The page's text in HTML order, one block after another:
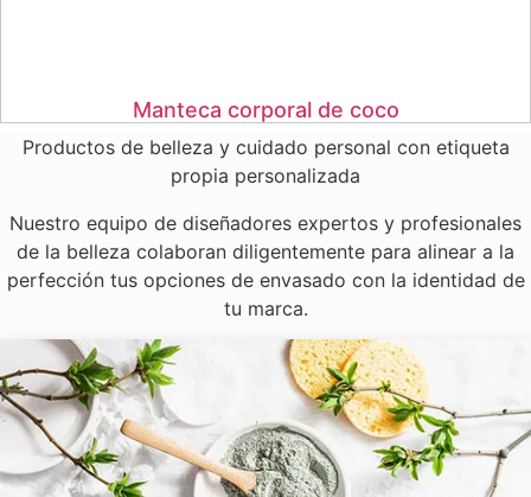
Manteca corporal de coco
Productos de belleza y cuidado personal con etiqueta
propia personalizada
Nuestro equipo de diseñadores expertos y profesionales
de la belleza colaboran diligentemente para alinear a la
perfección tus opciones de envasado con la identidad de
tu marca.